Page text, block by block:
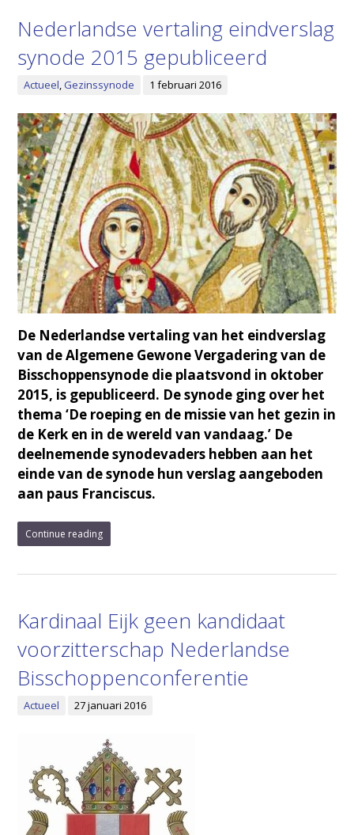
Nederlandse vertaling eindverslag
synode 2015 gepubliceerd
Actueel, Gezinssynode 1 februari 2016
De Nederlandse vertaling van het eindverslag
van de Algemene Gewone Vergadering van de
Bisschoppensynode die plaatsvond in oktober
2015, is gepubliceerd. De synode ging over het
thema ‘De roeping en de missie van het gezin in
de Kerk en in de wereld van vandaag.’ De
deelnemende synodevaders hebben aan het
einde van de synode hun verslag aangeboden
aan paus Franciscus.
Continue reading
Kardinaal Eijk geen kandidaat
voorzitterschap Nederlandse
Bisschoppenconferentie
Actueel 27 januari 2016